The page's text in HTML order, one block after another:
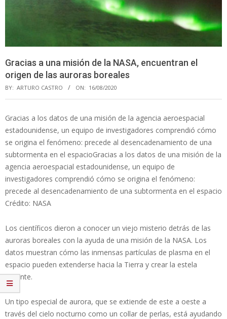
Gracias a una misión de la NASA, encuentran el
origen de las auroras boreales
BY: ARTURO CASTRO ON: 16/08/2020
Gracias a los datos de una misión de la agencia aeroespacial
estadounidense, un equipo de investigadores comprendió cómo
se origina el fenómeno: precede al desencadenamiento de una
subtormenta en el espacioGracias a los datos de una misión de la
agencia aeroespacial estadounidense, un equipo de
investigadores comprendió cómo se origina el fenómeno:
precede al desencadenamiento de una subtormenta en el espacio
Crédito: NASA
Los científicos dieron a conocer un viejo misterio detrás de las
auroras boreales con la ayuda de una misión de la NASA. Los
datos muestran cómo las inmensas partículas de plasma en el
espacio pueden extenderse hacia la Tierra y crear la estela
brillante.
Un tipo especial de aurora, que se extiende de este a oeste a
través del cielo nocturno como un collar de perlas, está ayudando